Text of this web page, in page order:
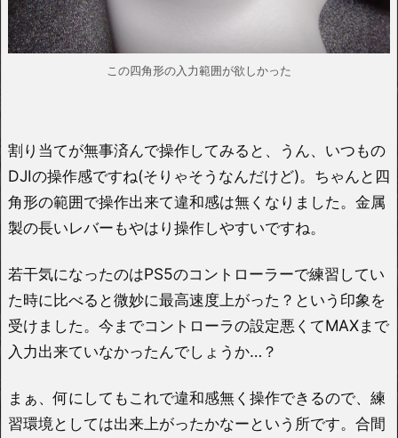
この四角形の入力範囲が欲しかった
割り当てが無事済んで操作してみると、うん、いつもの
DJIの操作感ですね(そりゃそうなんだけど)。ちゃんと四
角形の範囲で操作出来て違和感は無くなりました。金属
製の長いレバーもやはり操作しやすいですね。
若干気になったのはPS5のコントローラーで練習してい
た時に比べると微妙に最高速度上がった？という印象を
受けました。今までコントローラの設定悪くてMAXまで
入力出来ていなかったんでしょうか…？
まぁ、何にしてもこれで違和感無く操作できるので、練
習環境としては出来上がったかなーという所です。合間